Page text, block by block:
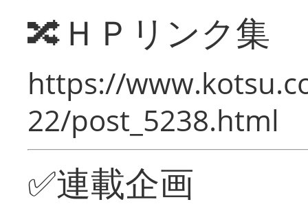
🔀ＨＰリンク集
https://
22/post_5238.html
✅連載企画